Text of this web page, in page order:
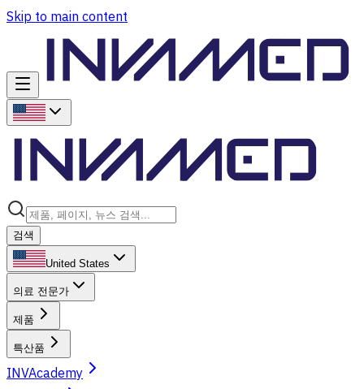
Skip to main content
검색
United States
의료 전문가
제품
특산품
INVAcademy